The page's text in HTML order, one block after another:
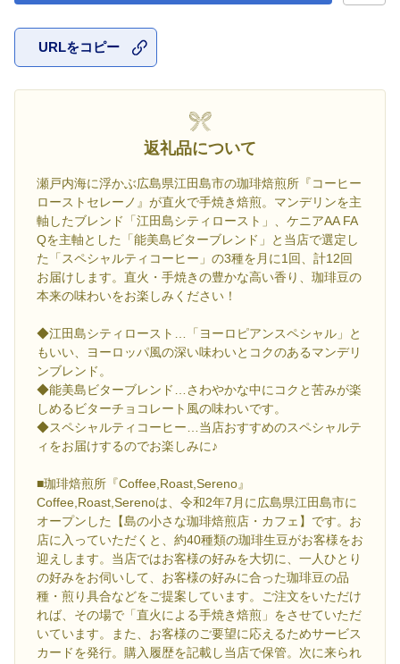
URLをコピー
返礼品について
瀬戸内海に浮かぶ広島県江田島市の珈琲焙煎所『コーヒー
ローストセレーノ』が直火で手焼き焙煎。マンデリンを主
軸したブレンド「江田島シティロースト」、ケニアAA FA
Qを主軸とした「能美島ビターブレンド」と当店で選定し
た「スペシャルティコーヒー」の3種を月に1回、計12回
お届けします。直火・手焼きの豊かな高い香り、珈琲豆の
本来の味わいをお楽しみください！
◆江田島シティロースト…「ヨーロピアンスペシャル」と
もいい、ヨーロッパ風の深い味わいとコクのあるマンデリ
ンブレンド。
◆能美島ビターブレンド…さわやかな中にコクと苦みが楽
しめるビターチョコレート風の味わいです。
◆スペシャルティコーヒー…当店おすすめのスペシャルテ
ィをお届けするのでお楽しみに♪
■珈琲焙煎所『Coffee,Roast,Sereno』
Coffee,Roast,Serenoは、令和2年7月に広島県江田島市に
オープンした【島の小さな珈琲焙煎店・カフェ】です。お
店に入っていただくと、約40種類の珈琲生豆がお客様をお
迎えします。当店ではお客様の好みを大切に、一人ひとり
の好みをお伺いして、お客様の好みに合った珈琲豆の品
種・煎り具合などをご提案しています。ご注文をいただけ
れば、その場で「直火による手焼き焙煎」をさせていただ
いています。また、お客様のご要望に応えるためサービス
カードを発行。購入履歴を記載し当店で保管。次に来られ